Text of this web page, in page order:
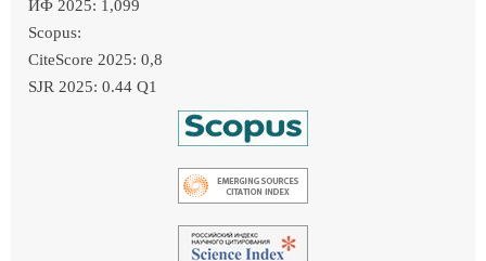
ИФ 2025: 1,099
Scopus:
CiteScore 2025: 0,8
SJR 2025: 0.44 Q1